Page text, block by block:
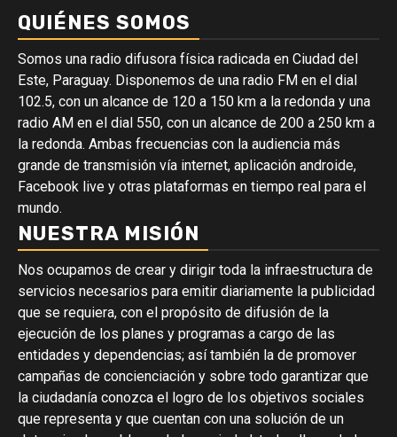
QUIÉNES SOMOS
Somos una radio difusora física radicada en Ciudad del
Este, Paraguay. Disponemos de una radio FM en el dial
102.5, con un alcance de 120 a 150 km a la redonda y una
radio AM en el dial 550, con un alcance de 200 a 250 km a
la redonda. Ambas frecuencias con la audiencia más
grande de transmisión vía internet, aplicación androide,
Facebook live y otras plataformas en tiempo real para el
mundo.
NUESTRA MISIÓN
Nos ocupamos de crear y dirigir toda la infraestructura de
servicios necesarios para emitir diariamente la publicidad
que se requiera, con el propósito de difusión de la
ejecución de los planes y programas a cargo de las
entidades y dependencias; así también la de promover
campañas de concienciación y sobre todo garantizar que
la ciudadanía conozca el logro de los objetivos sociales
que representa y que cuentan con una solución de un